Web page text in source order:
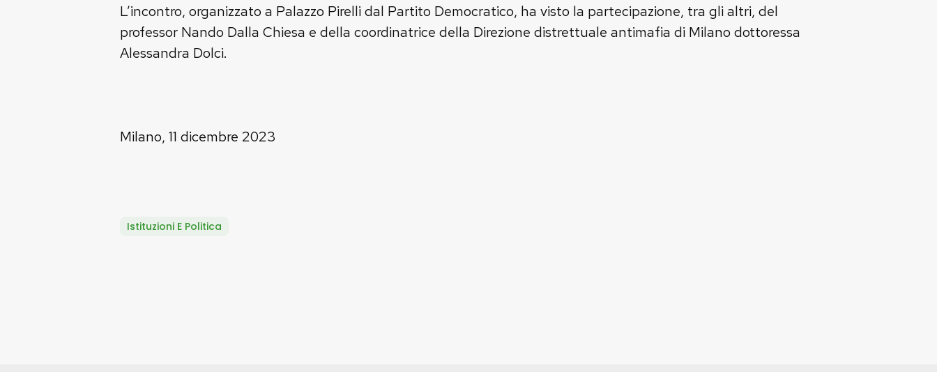
L’incontro, organizzato a Palazzo Pirelli dal Partito Democratico, ha visto la partecipazione, tra gli altri, del
professor Nando Dalla Chiesa e della coordinatrice della Direzione distrettuale antimafia di Milano dottoressa
Alessandra Dolci.
Milano, 11 dicembre 2023
Istituzioni E Politica